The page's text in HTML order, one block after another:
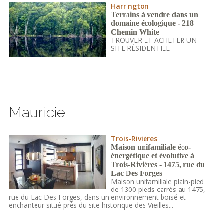
Harrington
Terrains à vendre dans un
domaine écologique - 218
Chemin White
TROUVER ET ACHETER UN
SITE RÉSIDENTIEL
Mauricie
Trois-Rivières
Maison unifamiliale éco-
énergétique et évolutive à
Trois-Rivières - 1475, rue du
Lac Des Forges
Maison unifamiliale plain-pied
de 1300 pieds carrés au 1475,
rue du Lac Des Forges, dans un environnement boisé et
enchanteur situé près du site historique des Vieilles...